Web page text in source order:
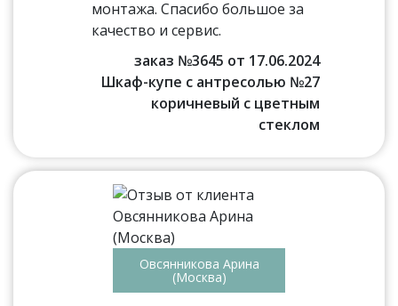
монтажа. Спасибо большое за
качество и сервис.
заказ №3645 от 17.06.2024
Шкаф-купе с антресолью №27
коричневый с цветным
стеклом
Овсянникова Арина
(Москва)